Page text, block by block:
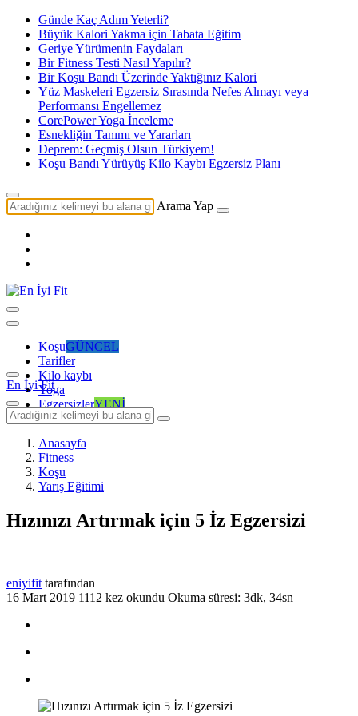
Günde Kaç Adım Yeterli?
Büyük Kalori Yakma için Tabata Eğitim
Geriye Yürümenin Faydaları
Bir Fitness Testi Nasıl Yapılır?
Bir Koşu Bandı Üzerinde Yaktığınız Kalori
Yüz Maskeleri Egzersiz Sırasında Nefes Almayı veya
Performansı Engellemez
CorePower Yoga İnceleme
Esnekliğin Tanımı ve Yararları
Deprem: Geçmiş Olsun Türkiyem!
Koşu Bandı Yürüyüş Kilo Kaybı Egzersiz Planı
Arama Yap
KoşuGÜNCEL
Tarifler
Kilo kaybı
Yoga
EgzersizlerYENİ
En İyi Fit
Anasayfa
Fitness
Koşu
Yarış Eğitimi
Hızınızı Artırmak için 5 İz Egzersizi
eniyifit tarafından
16 Mart 2019 1112 kez okundu Okuma süresi: 3dk, 34sn